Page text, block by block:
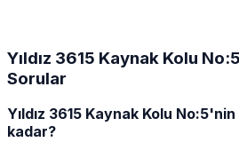
Yıldız 3615 Kaynak Kolu
Sorular
Yıldız 3615 Kaynak Kolu
kadar?